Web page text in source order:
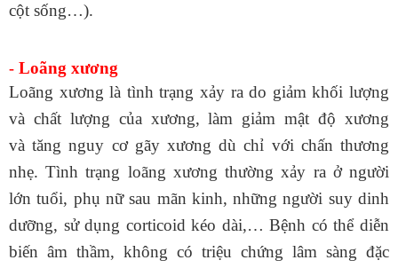
cột sống…).
- Loãng xương
Loãng xương là tình trạng xảy ra do giảm khối lượng
và chất lượng của xương, làm giảm mật độ xương
vàtăng nguy cơ gãy xương dù chỉ với chấn thương
nhẹ. Tình trạng loãng xương thường xảy ra ở người
lớn tuổi, phụ nữ sau mãn kinh, những người suy dinh
dưỡng, sử dụng corticoid kéo dài,… Bệnh có thể diễn
biến âm thầm, không có triệu chứng lâm sàng đặc